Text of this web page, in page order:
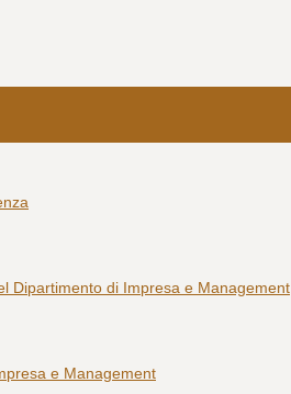
Dipartimento di Impresa e Management
e Management